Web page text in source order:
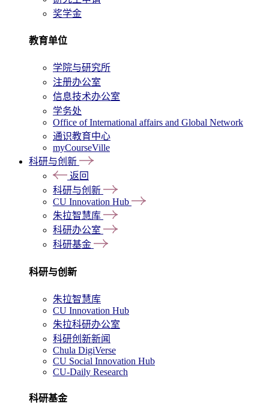
奖学金
教育单位
学院与研究所
注册办公室
信息技术办公室
学务处
Office of International affairs and Global Network
通识教育中心
myCourseVille
科研与创新
返回
科研与创新
CU Innovation Hub
朱拉智慧库
科研办公室
科研基金
科研与创新
朱拉智慧库
CU Innovation Hub
朱拉科研办公室
科研创新新闻
Chula DigiVerse
CU Social Innovation Hub
CU-Daily Research
科研基金